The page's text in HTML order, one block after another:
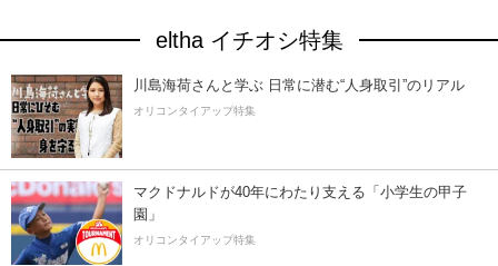
eltha イチオシ特集
川島海荷さんと学ぶ 日常に潜む“人身取引”のリアル
オリコンタイアップ特集
マクドナルドが40年にわたり支える「小学生の甲子
園」
オリコンタイアップ特集